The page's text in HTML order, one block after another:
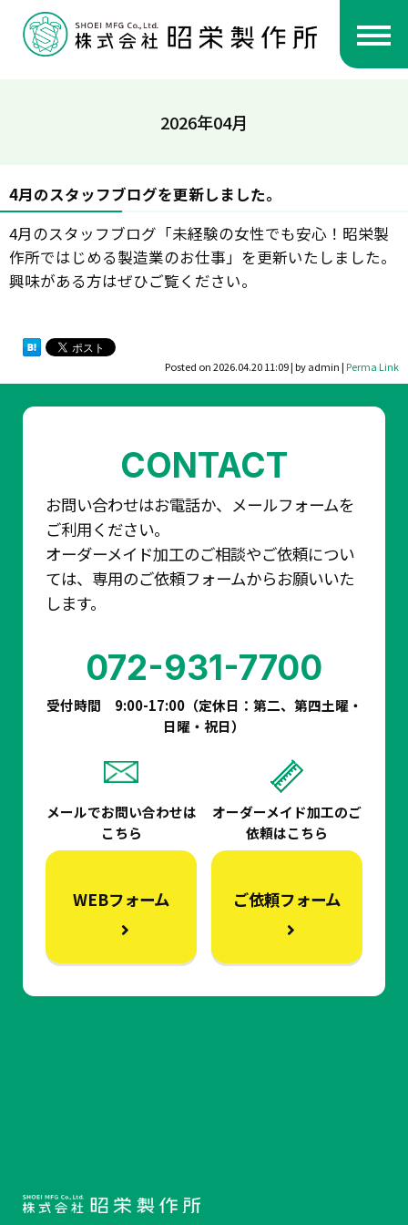
2026年04月
4月のスタッフブログを更新しました。
4月のスタッフブログ「未経験の女性でも安心！昭栄製
作所ではじめる製造業のお仕事」を更新いたしました。
興味がある方はぜひご覧ください。
Posted on2026.04.20 11:09| byadmin |Perma Link
CONTACT
お問い合わせはお電話か、メールフォームを
ご利用ください。
オーダーメイド加工のご相談やご依頼につい
ては、専用のご依頼フォームからお願いいた
します。
072-931-7700
受付時間 9:00-17:00（定休日：第二、第四土曜・
日曜・祝日）
メールでお問い合わせは
こちら
WEBフォーム
オーダーメイド加工のご
依頼はこちら
ご依頼フォーム